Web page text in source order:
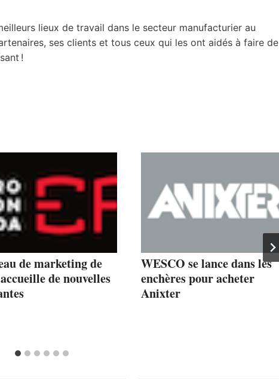
lieux de travail dans le secteur manufacturier au
ses clients et tous ceux qui les ont aidés à faire de
!
de marketing de
de nouvelles
WESCO se lance dans les
enchères pour acheter
Anixter